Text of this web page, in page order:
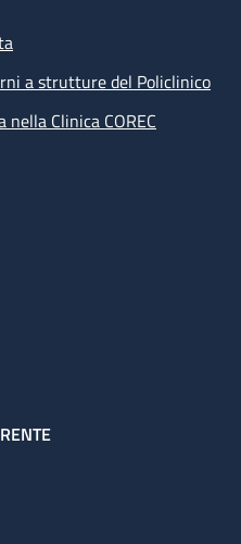
a strutture del Policlinico
nella Clinica COREC